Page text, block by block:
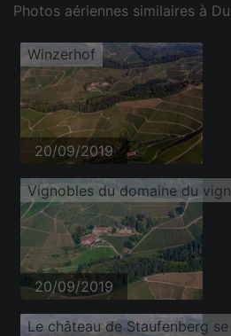
Photos aériennes similaires à
Winzerhof
20/09/2019
Vignobles du domaine du
20/09/2019